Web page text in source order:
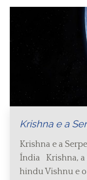
Krishna e a
Krishna e a
Índia Krishna, a
hindu Vishnu e